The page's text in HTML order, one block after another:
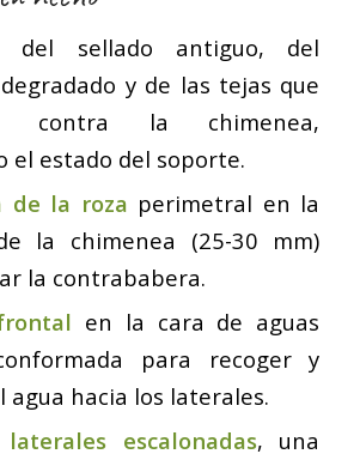
del sellado antiguo, del
y de las tejas que
contra la chimenea,
el estado del soporte.
de la roza perimetral en la
la chimenea (25-30 mm)
la contrababera.
en la cara de aguas
para recoger y
agua hacia los laterales.
laterales escalonadas, una